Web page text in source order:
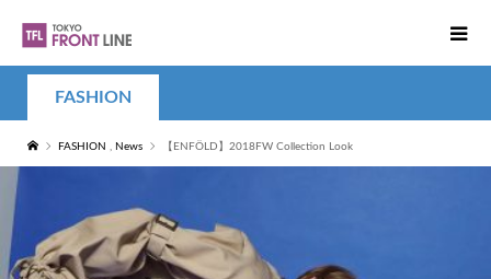
FASHION
FASHION , News 【ENFÖLD】2018FW Collection Look